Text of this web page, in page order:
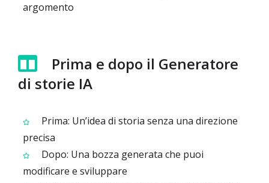
argomento
Prima e dopo il Generatore
di storie IA
Prima: Un’idea di storia senza una direzione
precisa
Dopo: Una bozza generata che puoi
modificare e sviluppare